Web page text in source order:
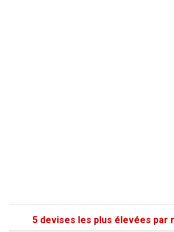
5 devises les plus élevées par